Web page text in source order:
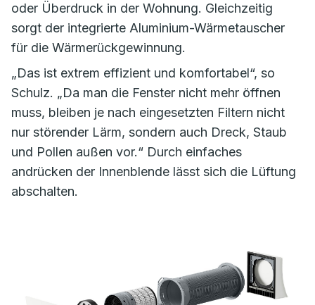
oder Überdruck in der Wohnung. Gleichzeitig
sorgt der integrierte Aluminium-Wärmetauscher
für die Wärmerückgewinnung.
„Das ist extrem effizient und komfortabel“, so
Schulz. „Da man die Fenster nicht mehr öffnen
muss, bleiben je nach eingesetzten Filtern nicht
nur störender Lärm, sondern auch Dreck, Staub
und Pollen außen vor.“ Durch einfaches
andrücken der Innenblende lässt sich die Lüftung
abschalten.